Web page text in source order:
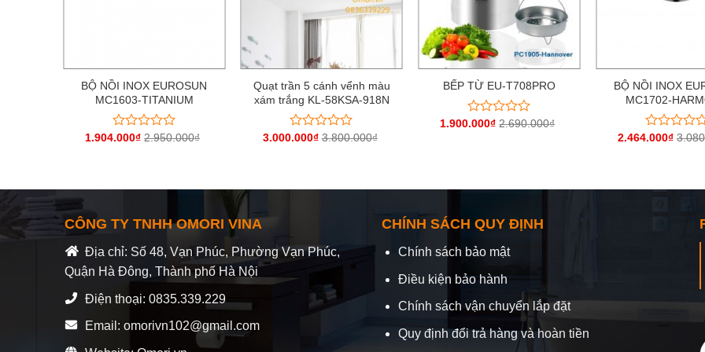
BỘ NỒI INOX EUROSUN
MC1603-TITANIUM
Được
5
1.904.000₫ 2.950.000₫
Quạt trần 5 cánh vểnh màu
xám trắng KL-58KSA-918N
Được
5
3.000.000₫ 3.800.000₫
BẾP TỪ EU-T708PRO
Được
sao
1.900.000₫ 2.690.000₫
BỘ NỒI INOX
MC1702-
Được
5
2.464.000₫
CÔNG TY TNHH OMORI VINA
Địa chỉ: Số 48, Vạn Phúc, Phường Vạn Phúc,
Quận Hà Đông, Thành phố Hà Nội
Điện thoại: 0835.339.229
Email: omorivn102@gmail.com
CHÍNH SÁCH QUY ĐỊNH
Chính sách bảo mật
Điều kiện bảo hành
Chính sách vận chuyển lắp đặt
Quy định đổi trả hàng và hoàn tiền